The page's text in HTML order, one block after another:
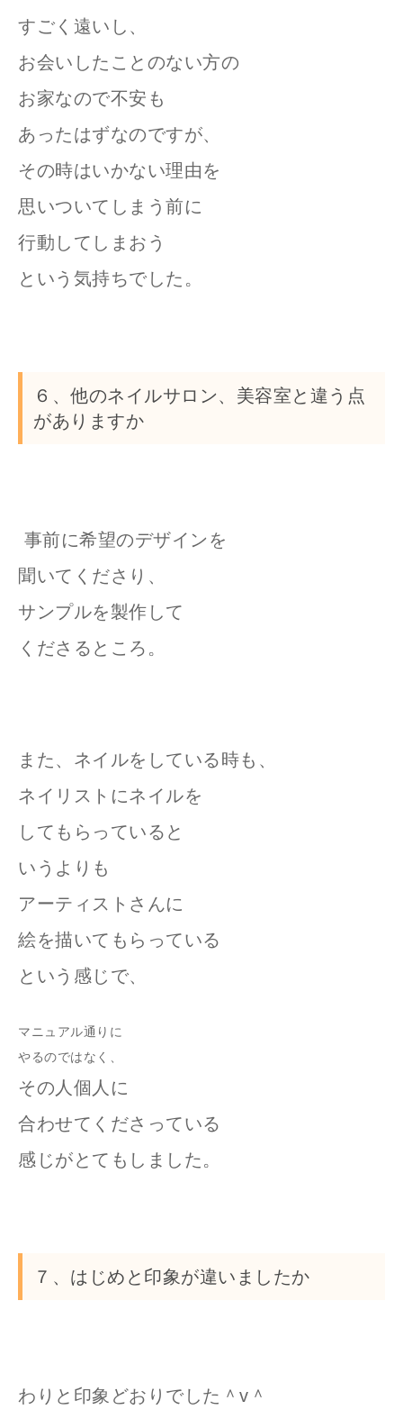
すごく遠いし、
お会いしたことのない方の
お家なので不安も
あったはずなのですが、
その時はいかない理由を
思いついてしまう前に
行動してしまおう
という気持ちでした。
６、他のネイルサロン、美容室と違う点
がありますか
事前に希望のデザインを
聞いてくださり、
サンプルを製作して
くださるところ。
また、ネイルをしている時も、
ネイリストにネイルを
してもらっていると
いうよりも
アーティストさんに
絵を描いてもらっている
という感じで、
マニュアル通りに
やるのではなく、
その人個人に
合わせてくださっている
感じがとてもしました。
７、はじめと印象が違いましたか
わりと印象どおりでした＾v＾